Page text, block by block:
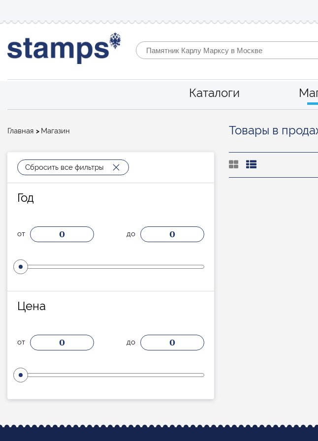
Каталоги
Строка
Главная Магазин Товары в
Сбросить все фильтры
Год
от 0 до 0
Цена
от 0 до 0